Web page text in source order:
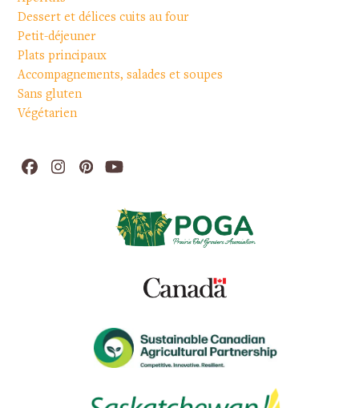
Dessert et délices cuits au four
Petit-déjeuner
Plats principaux
Accompagnements, salades et soupes
Sans gluten
Végétarien
Facebook
Instagram
PinterestYouTube